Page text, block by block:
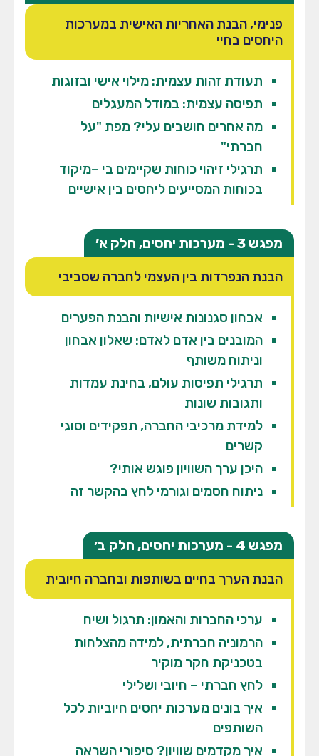
פנימי, הבנת האחריות האישית במערכות
היחסים בחיי
תעודת זהות עצמית: מילוי אישי ובזוגות
תפיסה עצמית: במודל המעגלים
מה אחרים חושבים עלי? מפת "על
חברתי"
תרגילי זיהוי כוחות שקיימים בי –מיקוד
בכוחות המסייעים ליחסים בין אישיים
מפגש 3 - מערכות יחסים, חלק א׳
הבנת הנפרדות בין העצמי לחברה שסביבי
אבחון סגנונות אישיות והבנת הפערים
המובנים בין אדם לאדם: שאלון אבחון
וניתוח משותף
תרגילי תפיסות עולם, בחינת עמדות
ותגובות שונות
למידת מרכיבי החברה, תפקידים וסוגי
קשרים
היכן ערך השוויון פוגש אותי?
ניתוח חסמים וגורמי לחץ בהקשר זה
מפגש 4 - מערכות יחסים, חלק ב׳
הבנת הערך בחיים בשותפות ובחברה חיובית
ערכי החברות והאמון: תרגול ושיח
הרמוניה חברתית, למידה מהצלחות
בטכניקת חקר מוקיר
לחץ חברתי – חיובי ושלילי
איך בונים מערכות יחסים חיוביות לכל
השותפים
איך מקדמים שוויון? סיפורי השראה